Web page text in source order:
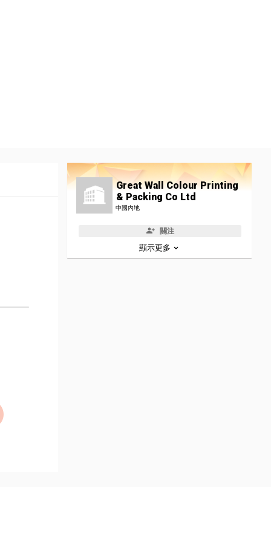
Great Wall Colour Printing
& Packing Co Ltd
中國內地
關注
顯示更多